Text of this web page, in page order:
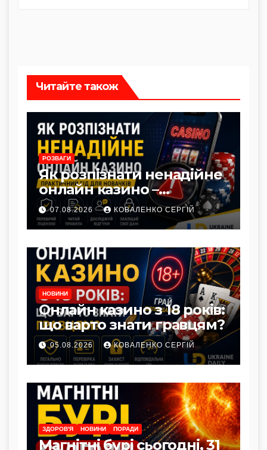
Читайте також
РОЗВАГИ
Як розпізнати ненадійне
онлайн казино –
практичний гід для
новачків
07.08.2026 КОВАЛЕНКО СЕРГІЙ
НОВИНИ
Онлайн казино з 18 років:
що варто знати гравцям?
05.08.2026 КОВАЛЕНКО СЕРГІЙ
ЗДОРОВ'Я НОВИНИ ПОРАДИ
Магнітні бурі сьогодні, 31